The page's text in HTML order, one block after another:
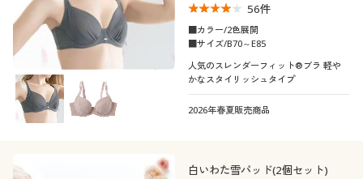
よくある質問とお問い合わせ
機能・特徴
ウォッシャブル(洗
吸汗速乾
テイスト
ナチュラル
シーズン
56件
■カラー/2色展開
■サイズ/B70～E85
人気のスレンダーフィット®ブラ 軽や
かなスタイリッシュタイプ
2026年春夏販売商品
白いわた雪パッド(2個セット)